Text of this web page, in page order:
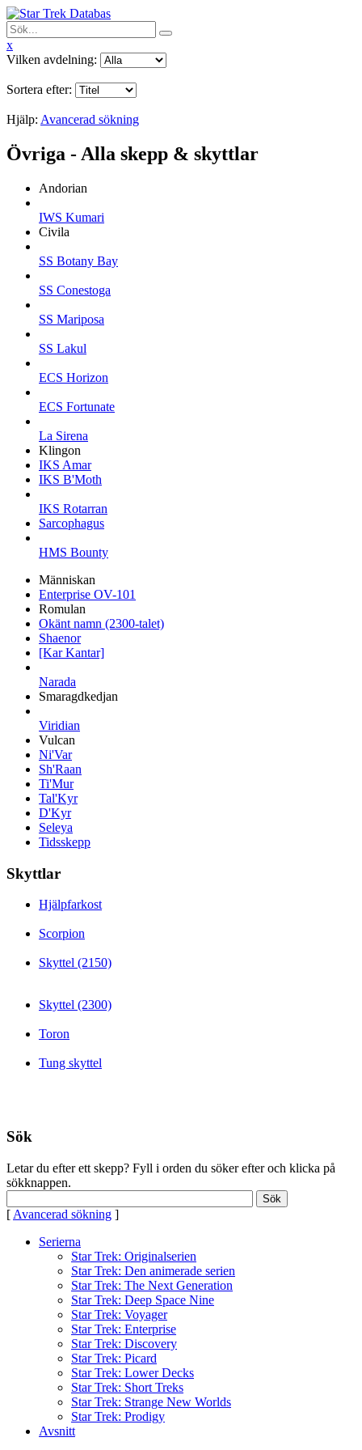
x
Vilken avdelning:
Sortera efter:
Hjälp: Avancerad sökning
Övriga - Alla skepp & skyttlar
Andorian
IWS Kumari
Civila
SS Botany Bay
SS Conestoga
SS Mariposa
SS Lakul
ECS Horizon
ECS Fortunate
La Sirena
Klingon
IKS Amar
IKS B'Moth
IKS Rotarran
Sarcophagus
HMS Bounty
Människan
Enterprise OV-101
Romulan
Okänt namn (2300-talet)
Shaenor
[Kar Kantar]
Narada
Smaragdkedjan
Viridian
Vulcan
Ni'Var
Sh'Raan
Ti'Mur
Tal'Kyr
D'Kyr
Seleya
Tidsskepp
Skyttlar
Hjälpfarkost
Scorpion
Skyttel (2150)
Skyttel (2300)
Toron
Tung skyttel
Sök
Letar du efter ett skepp? Fyll i orden du söker efter och klicka på
sökknappen.
[ Avancerad sökning ]
Serierna
Star Trek: Originalserien
Star Trek: Den animerade serien
Star Trek: The Next Generation
Star Trek: Deep Space Nine
Star Trek: Voyager
Star Trek: Enterprise
Star Trek: Discovery
Star Trek: Picard
Star Trek: Lower Decks
Star Trek: Short Treks
Star Trek: Strange New Worlds
Star Trek: Prodigy
Avsnitt